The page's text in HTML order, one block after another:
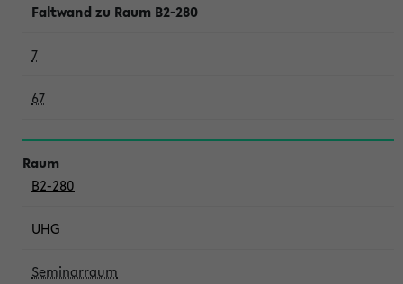
Faltwand zu Raum B2-280
7
67
B2-280
UHG
Seminarraum